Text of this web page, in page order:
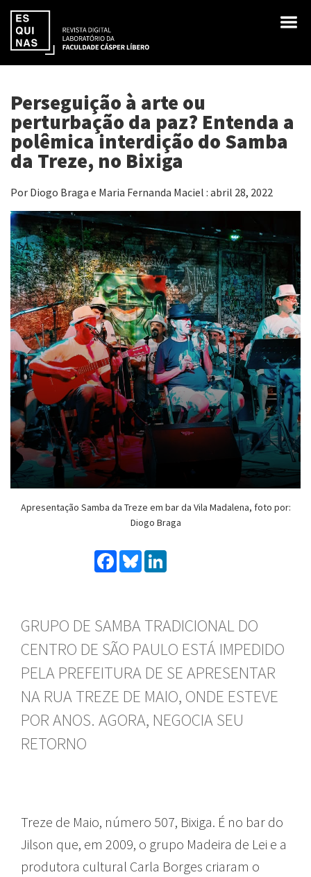
Perseguição à arte ou
perturbação da paz? Entenda a
polêmica interdição do Samba
da Treze, no Bixiga
Por Diogo Braga e Maria Fernanda Maciel : abril 28, 2022
Apresentação Samba da Treze em bar da Vila Madalena, foto por:
Diogo Braga
Facebook
Bluesky
GRUPO DE SAMBA TRADICIONAL DO
CENTRO DE SÃO PAULO ESTÁ IMPEDIDO
PELA PREFEITURA DE SE APRESENTAR
NA RUA TREZE DE MAIO, ONDE ESTEVE
POR ANOS. AGORA, NEGOCIA SEU
RETORNO
Treze de Maio, número 507, Bixiga. É no bar do
Jilson que, em 2009, o grupo Madeira de Lei e a
produtora cultural Carla Borges criaram o